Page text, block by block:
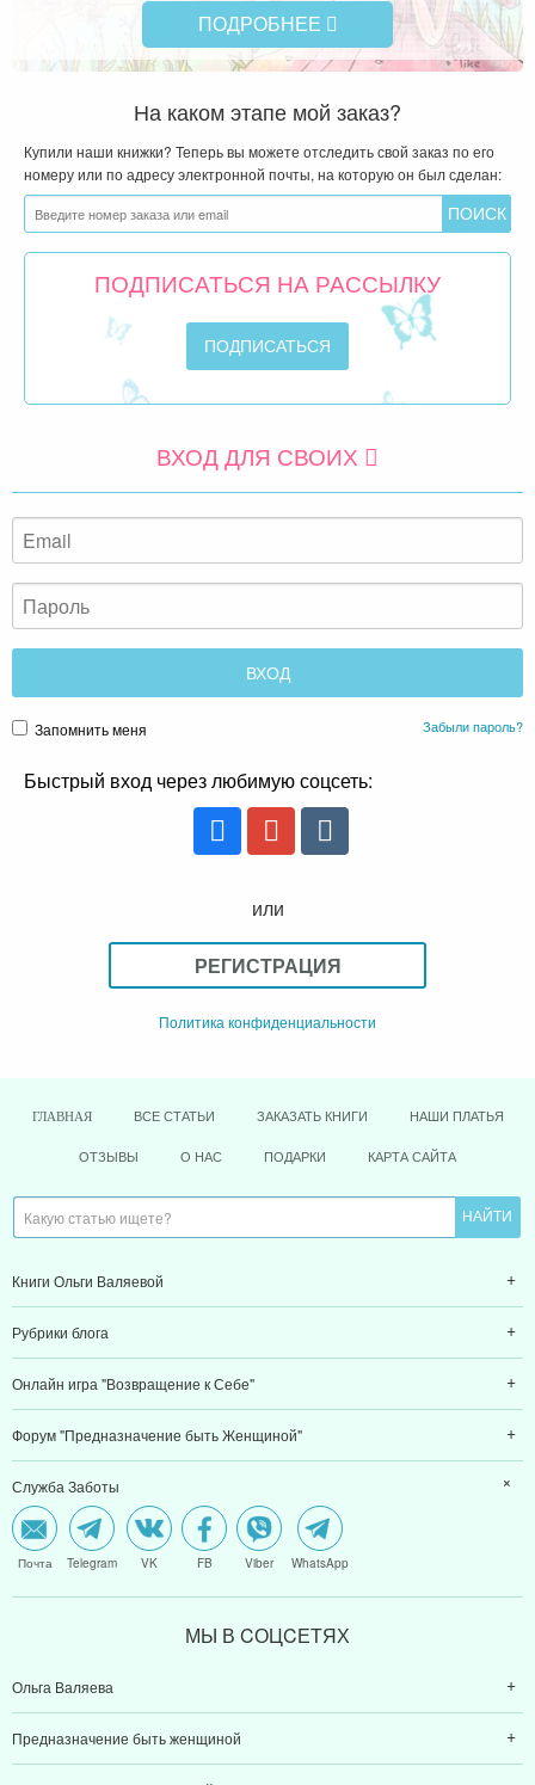
ПОДРОБНЕЕ
На каком этапе мой заказ?
Купили наши книжки? Теперь вы можете отследить свой заказ по его
номеру или по адресу электронной почты, на которую он был сделан:
ПОДПИСАТЬСЯ НА РАССЫЛКУ
ВХОД ДЛЯ СВОИХ
Запомнить меня Забыли пароль?
Быстрый вход через любимую соцсеть:
или
РЕГИСТРАЦИЯ
Политика конфиденциальности
ГЛАВНАЯ ВСЕ СТАТЬИ ЗАКАЗАТЬ КНИГИ НАШИ ПЛАТЬЯ
ОТЗЫВЫ О НАС ПОДАРКИ КАРТА САЙТА
Книги Ольги Валяевой
Рубрики блога
Онлайн игра "Возвращение к Себе"
Форум "Предназначение быть Женщиной"
Служба Заботы
Почта Telegram VK FB Viber WhatsApp
МЫ В CОЦCЕТЯХ
Ольга Валяева
Предназначение быть женщиной